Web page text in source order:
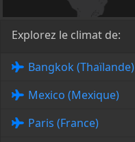
Explorez le climat de:
Bangkok (Thaïlande)
Mexico (Mexique)
Paris (France)